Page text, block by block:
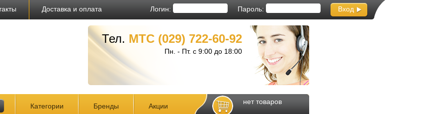
Логин: Пароль: Вход
Доставка и оплата
Тел. МТС (029) 722-60-92
Пн. - Пт. с 9:00 до 18:00
Категории Бренды Акции
нет товаров